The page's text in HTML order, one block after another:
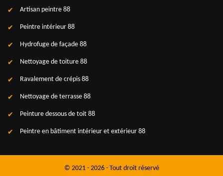
Artisan peintre 88
Peintre intérieur 88
Hydrofuge de façade 88
Nettoyage de toiture 88
Ravalement de crépis 88
Nettoyage de terrasse 88
Peinture dessous de toit 88
Peintre en bâtiment intérieur et extérieur 88
© 2021 - 2026 - Tout droit réservé